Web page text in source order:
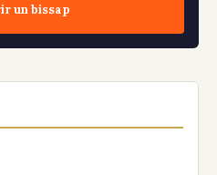
un bissap